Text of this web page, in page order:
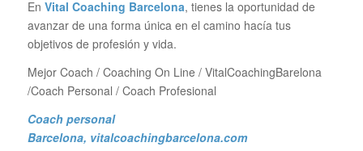
En Vital Coaching Barcelona, tienes la oportunidad de
avanzar de una forma única en el camino hacía tus
objetivos de profesión y vida.
Mejor Coach / Coaching On Line / VitalCoachingBarelona
/Coach Personal / Coach Profesional
Coach personal
Barcelona, vitalcoachingbarcelona.com